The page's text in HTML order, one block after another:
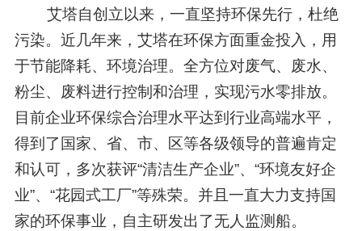
艾塔自创立以来，一直坚持环保先行，杜绝
污染。近几年来，艾塔在环保方面重金投入，用
于节能降耗、环境治理。全方位对废气、废水、
粉尘、废料进行控制和治理，实现污水零排放。
目前企业环保综合治理水平达到行业高端水平，
得到了国家、省、市、区等各级领导的普遍肯定
和认可，多次获评“清洁生产企业”、“环境友好企
业”、“花园式工厂”等殊荣。并且一直大力支持国
家的环保事业，自主研发出了无人监测船。